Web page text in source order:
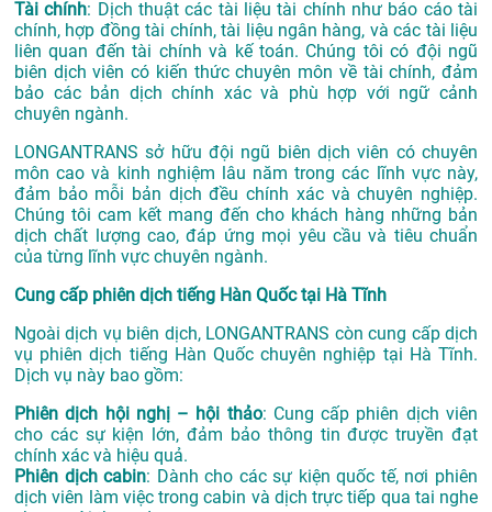
Tài chính: Dịch thuật các tài liệu tài chính như báo cáo tài
chính, hợp đồng tài chính, tài liệu ngân hàng, và các tài liệu
liên quan đến tài chính và kế toán. Chúng tôi có đội ngũ
biên dịch viên có kiến thức chuyên môn về tài chính, đảm
bảo các bản dịch chính xác và phù hợp với ngữ cảnh
chuyên ngành.
LONGANTRANS sở hữu đội ngũ biên dịch viên có chuyên
môn cao và kinh nghiệm lâu năm trong các lĩnh vực này,
đảm bảo mỗi bản dịch đều chính xác và chuyên nghiệp.
Chúng tôi cam kết mang đến cho khách hàng những bản
dịch chất lượng cao, đáp ứng mọi yêu cầu và tiêu chuẩn
của từng lĩnh vực chuyên ngành.
Cung cấp phiên dịch tiếng Hàn Quốc tại Hà Tĩnh
Ngoài dịch vụ biên dịch, LONGANTRANS còn cung cấp dịch
vụ phiên dịch tiếng Hàn Quốc chuyên nghiệp tại Hà Tĩnh.
Dịch vụ này bao gồm:
Phiên dịch hội nghị – hội thảo: Cung cấp phiên dịch viên
cho các sự kiện lớn, đảm bảo thông tin được truyền đạt
chính xác và hiệu quả.
Phiên dịch cabin: Dành cho các sự kiện quốc tế, nơi phiên
dịch viên làm việc trong cabin và dịch trực tiếp qua tai nghe